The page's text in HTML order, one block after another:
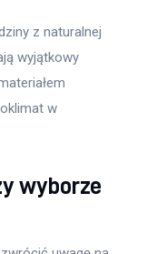
z naturalnej
wyjątkowy
w
wyborze